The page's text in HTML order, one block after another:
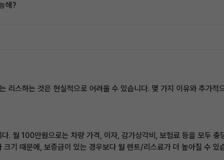
해?
리스하는 것은 현실적으로 어려울 수 있습니다. 몇 가지 이유와 추가적
. 월 100만원으로는 차량 가격, 이자, 감가상각비, 보험료 등을 모두 충
기 때문에, 보증금이 있는 경우보다 월 렌트/리스료가 더 높아질 수 있